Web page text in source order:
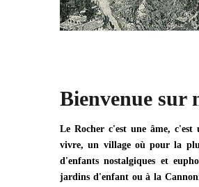
Bienvenue sur
Le Rocher c'est une âme,
vivre, un village où pour la
d'enfants nostalgiques et
jardins d'enfant ou à la